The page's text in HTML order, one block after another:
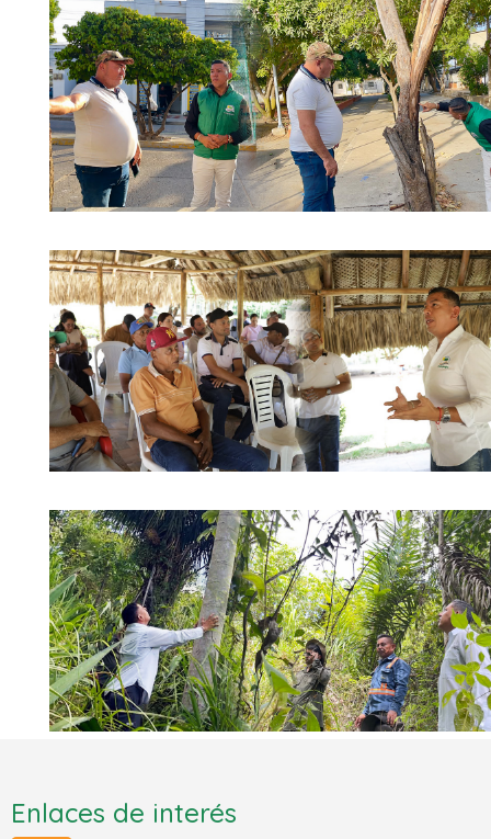
Enlaces de interés